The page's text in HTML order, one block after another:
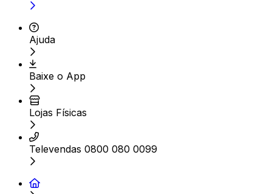
Ajuda
Baixe o App
Lojas Físicas
Televendas 0800 080 0099